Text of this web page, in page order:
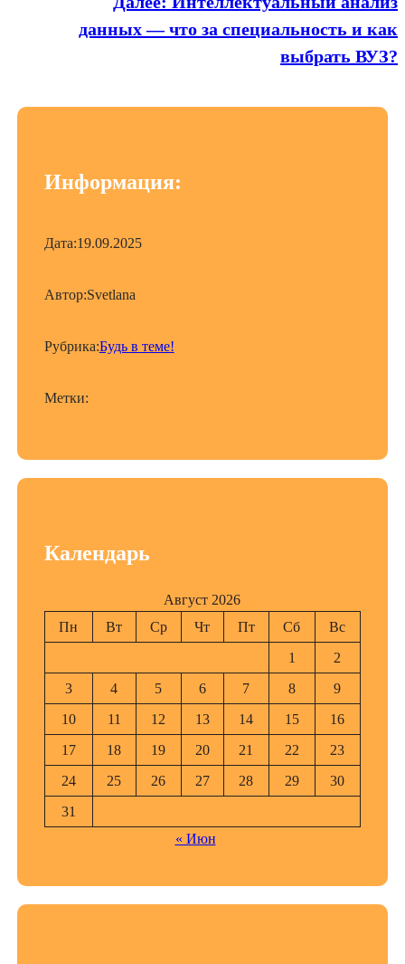
данных — что за специальность и как
выбрать ВУЗ?
Информация:
Дата:19.09.2025
Автор:Svetlana
Рубрика:Будь в теме!
Метки:
Календарь
Август 2026
Пн
Вт Ср Чт Пт Сб
Вс
1
2
3
4 5 6 7 8
9
10
11 12 13 14 15
16
17
18 19 20 21 22
23
24
25 26 27 28 29
30
31
« Июн